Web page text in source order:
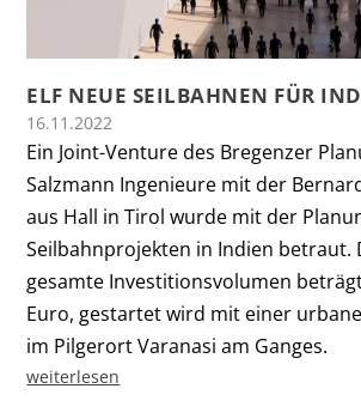
ELF NEUE SEILBAHNEN FÜR
16.11.2022
Ein Joint-Venture des Bregenzer
Salzmann Ingenieure mit der
aus Hall in Tirol wurde mit der
Seilbahnprojekten in Indien betraut.
gesamte Investitionsvolumen
Euro, gestartet wird mit einer
im Pilgerort Varanasi am Ganges.
weiterlesen